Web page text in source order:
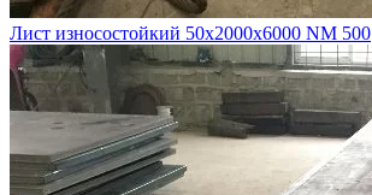
Лист износостойкий 50х2000х6000 NM 500